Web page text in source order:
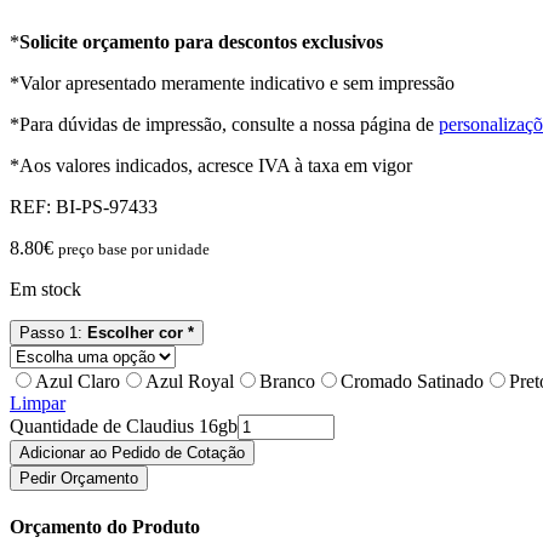
*Solicite orçamento para descontos exclusivos
*Valor apresentado meramente indicativo e sem impressão
*Para dúvidas de impressão, consulte a nossa página de
*Aos valores indicados, acresce IVA à taxa em vigor
REF: BI-PS-97433
8.80€ preço base por unidade
Em stock
Passo 1: Escolher cor *
Azul Claro Azul Royal Branco Cromado Satinado
Limpar
Quantidade de Claudius 16gb
Adicionar ao Pedido de Cotação
Pedir Orçamento
Orçamento do Produto